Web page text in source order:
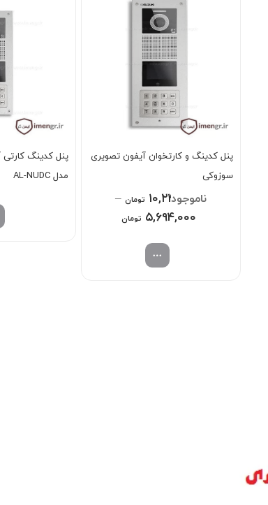
پنل کدینگ و کارتخوان آیفون تصویری
سوزوکی
۱۰,۲۴۰,۰۰۰ تومان –
۵,۶۹۴,۰۰۰ تومانPrice
پنل کدینگ کارتی
مدل AL-NUDC